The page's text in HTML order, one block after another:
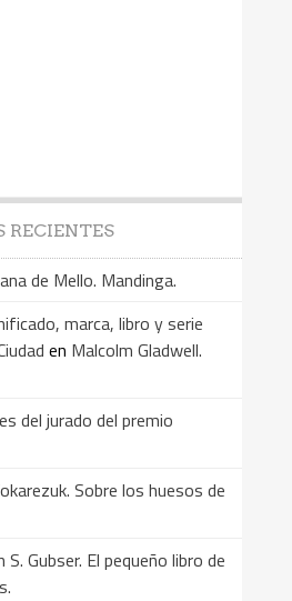
RECIENTES
de Mello. Mandinga.
marca, libro y serie
en Malcolm Gladwell.
del jurado del premio
Sobre los huesos de
S. Gubser. El pequeño libro de